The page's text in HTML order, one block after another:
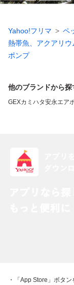
Yahoo!フリマ
ペ
熱帯魚、アクアリウ
ポンプ
他のブランドから探
GEXカミハタ安永エア
・「App Store」ボタ